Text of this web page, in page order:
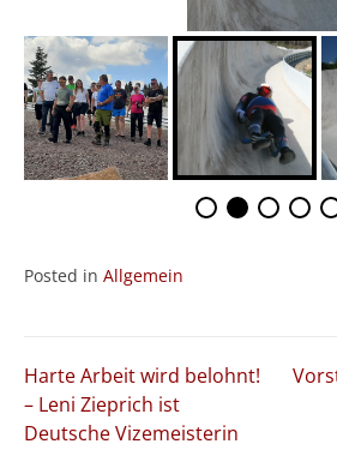
Posted in Allgemein
Harte Arbeit wird belohnt!
– Leni Zieprich ist
Deutsche Vizemeisterin